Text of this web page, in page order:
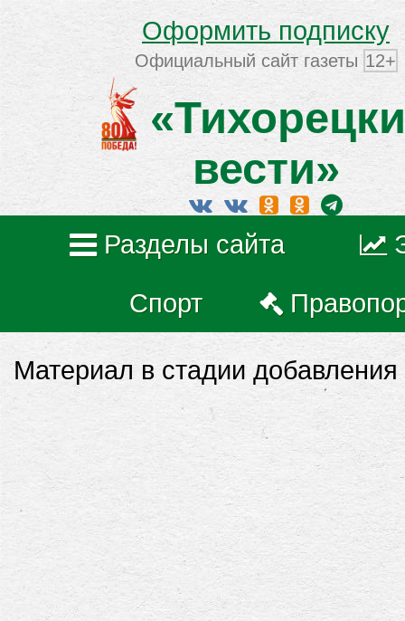
Оформить подписку
Официальный сайт газеты 12+
вести»
Разделы сайта
Спорт
Материал в стадии добавления